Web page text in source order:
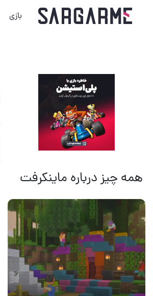
بازی
همه چیز درباره ماینکرفت